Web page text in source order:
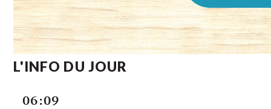
L'INFO DU JOUR
06:09